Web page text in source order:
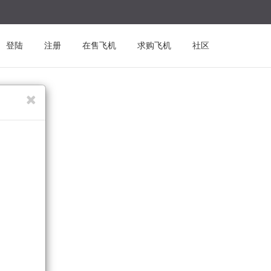
登陆 注册 在售飞机 求购飞机 社区